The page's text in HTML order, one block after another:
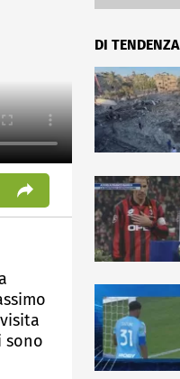
sono
DI TENDENZA